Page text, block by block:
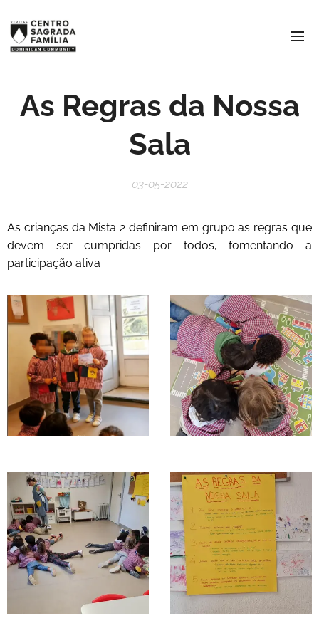
As Regras da Nossa
Sala
03-05-2022
As crianças da Mista 2 definiram em grupo as regras que
devem ser cumpridas por todos, fomentando a
participação ativa